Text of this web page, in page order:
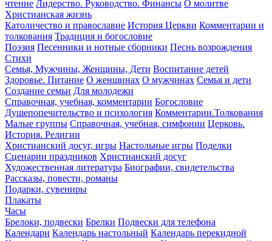
чтение Лидерство. Руководство. Финансы О молитве
Христианская жизнь
Католичество и православие История Церкви Комментарии и
толкования Традиция и богословие
Поэзия Песенники и нотные сборники Песнь возрождения
Стихи
Семья, Мужчины, Женщины, Дети Воспитание детей
Здоровье. Питание О женщинах О мужчинах Семья и дети
Создание семьи Для молодежи
Справочная, учебная, комментарии Богословие
Душепопечительство и психология Комментарии.Толкования
Малые группы Справочная, учебная, симфонии Церковь.
История. Религии
Христианский досуг, игры Настольные игры Поделки
Сценарии праздников Христианский досуг
Художественная литература Биографии, свидетельства
Рассказы, повести, романы
Подарки, сувениры
Плакаты
Часы
Брелоки, подвески Брелки Подвески для телефона
Календари Календарь настольный Календарь перекидной